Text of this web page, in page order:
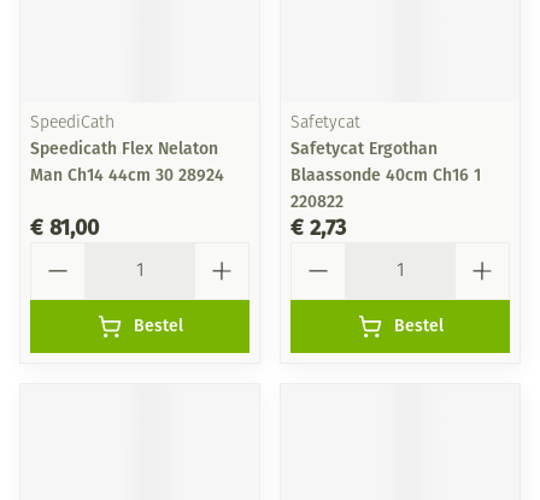
SpeediCath
Speedicath Flex Nelaton
Man Ch14 44cm 30 28924
€ 81,00
Bestel
Safetycat
Safetycat Ergothan
Blaassonde 40cm Ch16 1
220822
€ 2,73
Bestel